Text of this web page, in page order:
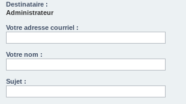
Destinataire :
Administrateur
Votre adresse courriel :
Votre nom :
Sujet :